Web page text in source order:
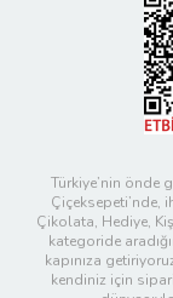
Türkiye’nin önde
Çiçeksepeti’nde,
Çikolata, Hediye,
kategoride
kapınıza
kendiniz için